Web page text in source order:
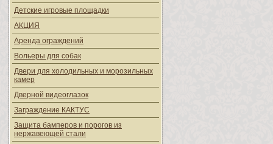
Детские игровые площадки
АКЦИЯ
Аренда ограждений
Вольеры для собак
Двери для холодильных и морозильных
камер
Дверной видеоглазок
Заграждение КАКТУС
Защита бамперов и порогов из
нержавеющей стали